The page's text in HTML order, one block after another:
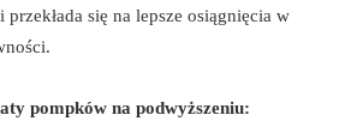
przekłada się na lepsze osiągnięcia w
pompków na podwyższeniu: